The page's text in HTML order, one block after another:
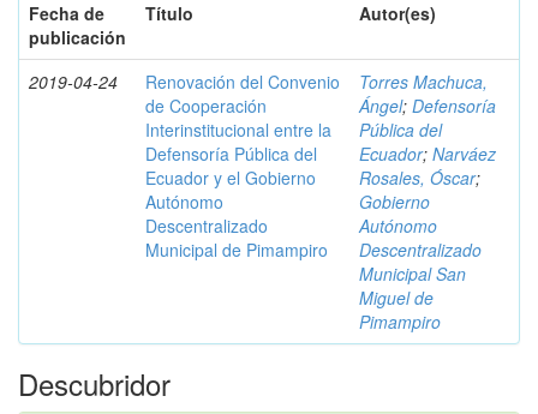
Fecha de
publicación
Título Autor(es)
2019-04-24
Renovación del Convenio
de Cooperación
Interinstitucional entre la
Defensoría Pública del
Ecuador y el Gobierno
Autónomo
Descentralizado
Municipal de Pimampiro
Torres Machuca,
Ángel; Defensoría
Pública del
Ecuador; Narváez
Rosales, Óscar;
Gobierno
Autónomo
Descentralizado
Municipal San
Miguel de
Pimampiro
Descubridor